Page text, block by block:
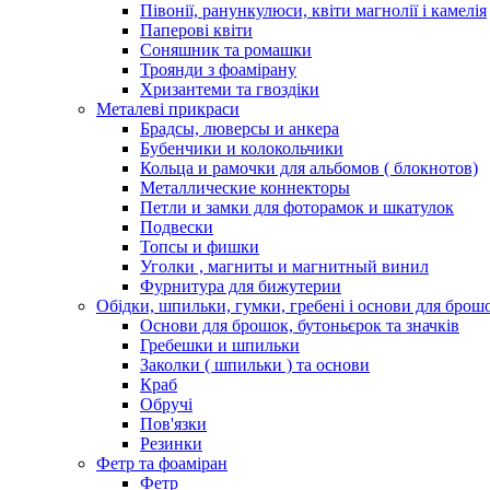
Півонії, ранункулюси, квіти магнолії і камелія
Паперові квіти
Соняшник та ромашки
Троянди з фоамірану
Хризантеми та гвоздіки
Металеві прикраси
Брадсы, люверсы и анкера
Бубенчики и колокольчики
Кольца и рамочки для альбомов ( блокнотов)
Металлические коннекторы
Петли и замки для фоторамок и шкатулок
Подвески
Топсы и фишки
Уголки , магниты и магнитный винил
Фурнитура для бижутерии
Обідки, шпильки, гумки, гребені і основи для
Основи для брошок, бутоньєрок та значків
Гребешки и шпильки
Заколки ( шпильки ) та основи
Краб
Обручі
Пов'язки
Резинки
Фетр та фоаміран
Фетр